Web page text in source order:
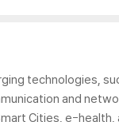
technologies,
and
Cities, e-health,